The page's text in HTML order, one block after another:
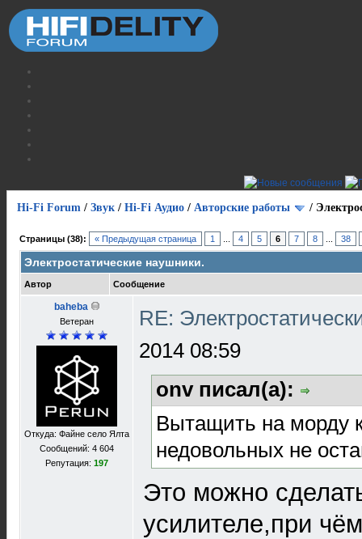
Hi-Fi Forum / Звук / Hi-Fi Аудио / Авторские работы /
Страницы (38): « Предыдущая страница 1 4 5 6 7 8 38
Электростатические наушники.
Автор Сообщение
baheba
Ветеран
Откуда: Файне село Ялта
Сообщений: 4 604
Репутация: 197
RE:
2014 08:59
onv писал(а):
Вытащить на морду
недовольных не
Это можно
усилителе,при